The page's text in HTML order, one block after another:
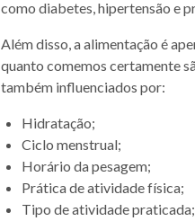
como diabetes, hipertensão e
Além disso, a alimentação é
quanto comemos certamente
também influenciados por:
Hidratação;
Ciclo menstrual;
Horário da pesagem;
Prática de atividade física;
Tipo de atividade praticada;